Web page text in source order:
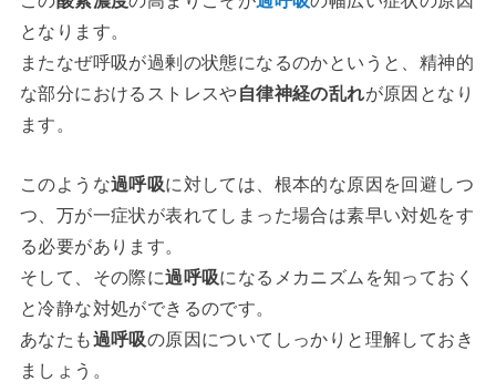
となります。
またなぜ呼吸が過剰の状態になるのかというと、精神的
な部分におけるストレスや自律神経の乱れが原因となり
ます。
このような過呼吸に対しては、根本的な原因を回避しつ
つ、万が一症状が表れてしまった場合は素早い対処をす
る必要があります。
そして、その際に過呼吸になるメカニズムを知っておく
と冷静な対処ができるのです。
あなたも過呼吸の原因についてしっかりと理解しておき
ましょう。